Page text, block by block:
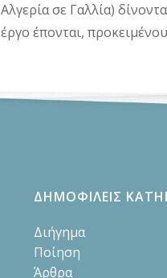
Αλγερία σε Γαλλία)
έργο έπονται,
ΔΗΜΟΦΙΛΕΙΣ
Διήγημα
Ποίηση
Άρθρα